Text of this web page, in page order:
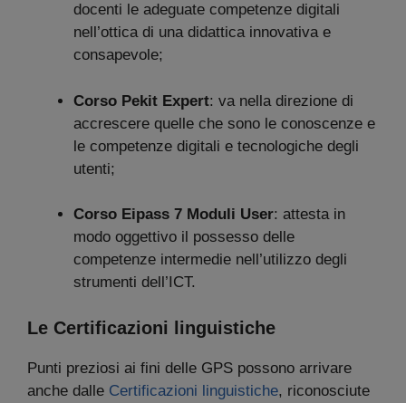
docenti le adeguate competenze digitali
nell’ottica di una didattica innovativa e
consapevole;
Corso Pekit Expert: va nella direzione di
accrescere quelle che sono le conoscenze e
le competenze digitali e tecnologiche degli
utenti;
Corso Eipass 7 Moduli User: attesta in
modo oggettivo il possesso delle
competenze intermedie nell’utilizzo degli
strumenti dell’ICT.
Le Certificazioni linguistiche
Punti preziosi ai fini delle GPS possono arrivare
anche dalle Certificazioni linguistiche, riconosciute